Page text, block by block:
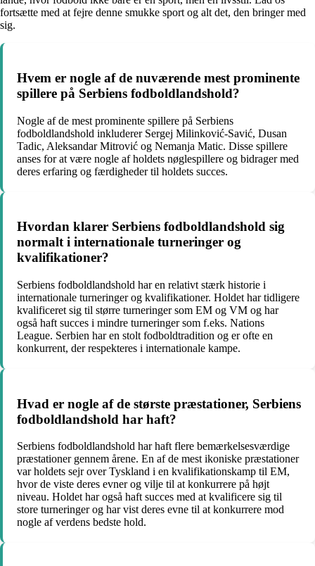
fortsætte med at fejre denne smukke sport og alt det, den bringer med
sig.
Hvem er nogle af de nuværende mest prominente
spillere på Serbiens fodboldlandshold?
Nogle af de mest prominente spillere på Serbiens
fodboldlandshold inkluderer Sergej Milinković-Savić, Dusan
Tadic, Aleksandar Mitrović og Nemanja Matic. Disse spillere
anses for at være nogle af holdets nøglespillere og bidrager med
deres erfaring og færdigheder til holdets succes.
Hvordan klarer Serbiens fodboldlandshold sig
normalt i internationale turneringer og
kvalifikationer?
Serbiens fodboldlandshold har en relativt stærk historie i
internationale turneringer og kvalifikationer. Holdet har tidligere
kvalificeret sig til større turneringer som EM og VM og har
også haft succes i mindre turneringer som f.eks. Nations
League. Serbien har en stolt fodboldtradition og er ofte en
konkurrent, der respekteres i internationale kampe.
Hvad er nogle af de største præstationer, Serbiens
fodboldlandshold har haft?
Serbiens fodboldlandshold har haft flere bemærkelsesværdige
præstationer gennem årene. En af de mest ikoniske præstationer
var holdets sejr over Tyskland i en kvalifikationskamp til EM,
hvor de viste deres evner og vilje til at konkurrere på højt
niveau. Holdet har også haft succes med at kvalificere sig til
store turneringer og har vist deres evne til at konkurrere mod
nogle af verdens bedste hold.